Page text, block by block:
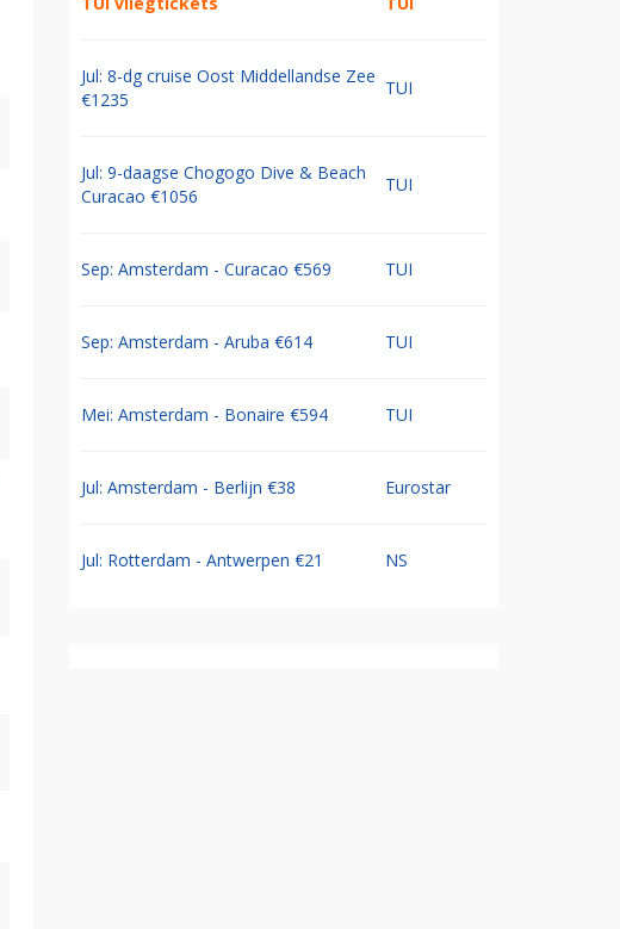
Jul: 8-dg cruise Oost Middellandse Zee
€1235
TUI
Jul: 9-daagse Chogogo Dive & Beach
Curacao €1056
TUI
Sep: Amsterdam - Curacao €569 TUI
Sep: Amsterdam - Aruba €614 TUI
Mei: Amsterdam - Bonaire €594 TUI
Jul: Amsterdam - Berlijn €38 Eurostar
Jul: Rotterdam - Antwerpen €21 NS